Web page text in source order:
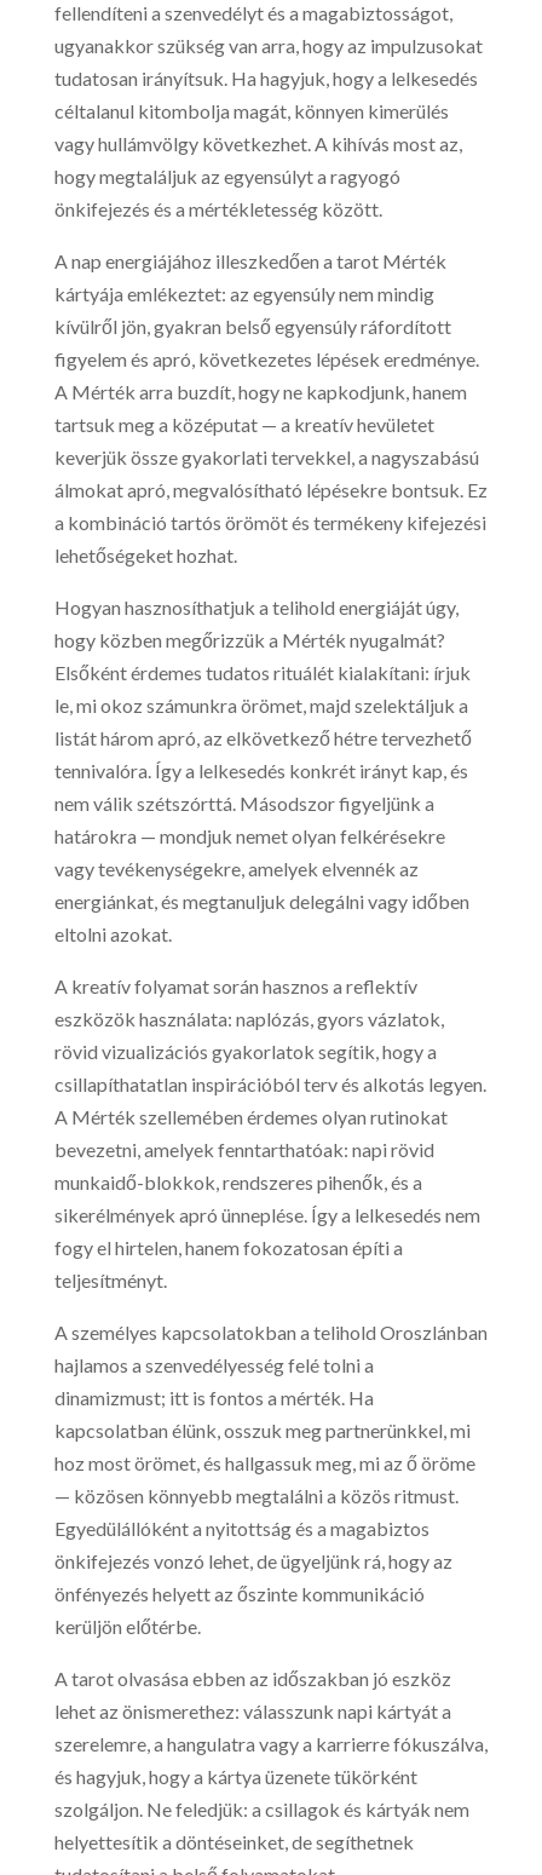
fellendíteni a szenvedélyt és a magabiztosságot,
ugyanakkor szükség van arra, hogy az impulzusokat
tudatosan irányítsuk. Ha hagyjuk, hogy a lelkesedés
céltalanul kitombolja magát, könnyen kimerülés
vagy hullámvölgy következhet. A kihívás most az,
hogy megtaláljuk az egyensúlyt a ragyogó
önkifejezés és a mértékletesség között.
A nap energiájához illeszkedően a tarot Mérték
kártyája emlékeztet: az egyensúly nem mindig
kívülről jön, gyakran belső egyensúly ráfordított
figyelem és apró, következetes lépések eredménye.
A Mérték arra buzdít, hogy ne kapkodjunk, hanem
tartsuk meg a középutat — a kreatív hevületet
keverjük össze gyakorlati tervekkel, a nagyszabású
álmokat apró, megvalósítható lépésekre bontsuk. Ez
a kombináció tartós örömöt és termékeny kifejezési
lehetőségeket hozhat.
Hogyan hasznosíthatjuk a telihold energiáját úgy,
hogy közben megőrizzük a Mérték nyugalmát?
Elsőként érdemes tudatos rituálét kialakítani: írjuk
le, mi okoz számunkra örömet, majd szelektáljuk a
listát három apró, az elkövetkező hétre tervezhető
tennivalóra. Így a lelkesedés konkrét irányt kap, és
nem válik szétszórttá. Másodszor figyeljünk a
határokra — mondjuk nemet olyan felkérésekre
vagy tevékenységekre, amelyek elvennék az
energiánkat, és megtanuljuk delegálni vagy időben
eltolni azokat.
A kreatív folyamat során hasznos a reflektív
eszközök használata: naplózás, gyors vázlatok,
rövid vizualizációs gyakorlatok segítik, hogy a
csillapíthatatlan inspirációból terv és alkotás legyen.
A Mérték szellemében érdemes olyan rutinokat
bevezetni, amelyek fenntarthatóak: napi rövid
munkaidő-blokkok, rendszeres pihenők, és a
sikerélmények apró ünneplése. Így a lelkesedés nem
fogy el hirtelen, hanem fokozatosan építi a
teljesítményt.
A személyes kapcsolatokban a telihold Oroszlánban
hajlamos a szenvedélyesség felé tolni a
dinamizmust; itt is fontos a mérték. Ha
kapcsolatban élünk, osszuk meg partnerünkkel, mi
hoz most örömet, és hallgassuk meg, mi az ő öröme
— közösen könnyebb megtalálni a közös ritmust.
Egyedülállóként a nyitottság és a magabiztos
önkifejezés vonzó lehet, de ügyeljünk rá, hogy az
önfényezés helyett az őszinte kommunikáció
kerüljön előtérbe.
A tarot olvasása ebben az időszakban jó eszköz
lehet az önismerethez: válasszunk napi kártyát a
szerelemre, a hangulatra vagy a karrierre fókuszálva,
és hagyjuk, hogy a kártya üzenete tükörként
szolgáljon. Ne feledjük: a csillagok és kártyák nem
helyettesítik a döntéseinket, de segíthetnek